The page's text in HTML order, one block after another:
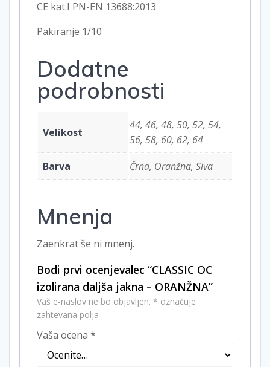
CE kat.I PN-EN 13688:2013
Pakiranje 1/10
Dodatne
podrobnosti
Velikost
44, 46, 48, 50, 52, 54,
56, 58, 60, 62, 64
Barva
Črna, Oranžna, Siva
Mnenja
Zaenkrat še ni mnenj.
Bodi prvi ocenjevalec “CLASSIC OC
izolirana daljša jakna – ORANŽNA”
Vaš e-naslov ne bo objavljen. * označuje
zahtevana polja
Vaša ocena *